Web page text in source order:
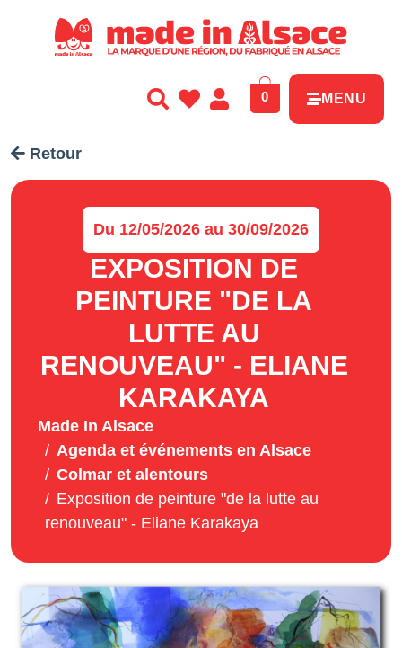
0 MENU
Retour
Du 12/05/2026 au 30/09/2026
EXPOSITION DE
PEINTURE "DE LA
LUTTE AU
RENOUVEAU" - ELIANE
KARAKAYA
Made In Alsace
Agenda et événements en Alsace
Colmar et alentours
Exposition de peinture "de la lutte au
renouveau" - Eliane Karakaya